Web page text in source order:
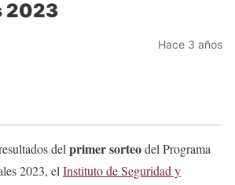
2023
Hace 3 años
del primer sorteodel Programa
2023, el Instituto de Seguridad y